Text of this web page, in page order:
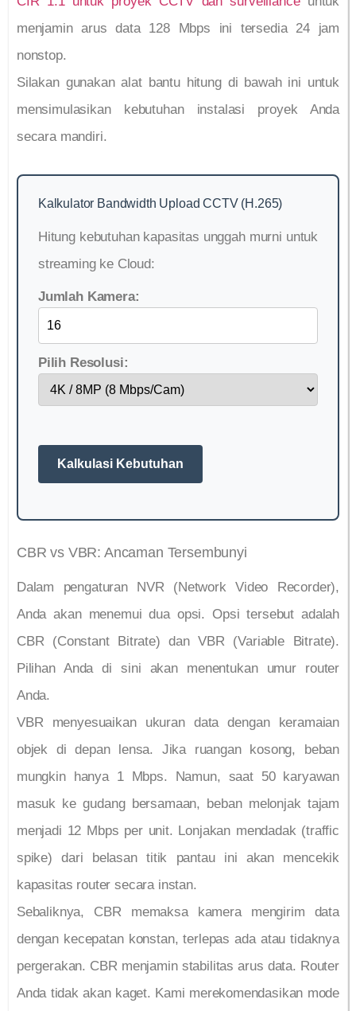
menjamin arus data 128 Mbps ini tersedia 24 jam
nonstop.
Silakan gunakan alat bantu hitung di bawah ini untuk
mensimulasikan kebutuhan instalasi proyek Anda
secara mandiri.
Kalkulator Bandwidth Upload CCTV (H.265)
Hitung kebutuhan kapasitas unggah murni untuk
streaming ke Cloud:
Jumlah Kamera:
Pilih Resolusi:
Kalkulasi Kebutuhan
CBR vs VBR: Ancaman Tersembunyi
Dalam pengaturan NVR (Network Video Recorder),
Anda akan menemui dua opsi. Opsi tersebut adalah
CBR (Constant Bitrate) dan VBR (Variable Bitrate).
Pilihan Anda di sini akan menentukan umur router
Anda.
VBR menyesuaikan ukuran data dengan keramaian
objek di depan lensa. Jika ruangan kosong, beban
mungkin hanya 1 Mbps. Namun, saat 50 karyawan
masuk ke gudang bersamaan, beban melonjak tajam
menjadi 12 Mbps per unit. Lonjakan mendadak (traffic
spike) dari belasan titik pantau ini akan mencekik
kapasitas router secara instan.
Sebaliknya, CBR memaksa kamera mengirim data
dengan kecepatan konstan, terlepas ada atau tidaknya
pergerakan. CBR menjamin stabilitas arus data. Router
Anda tidak akan kaget. Kami merekomendasikan mode